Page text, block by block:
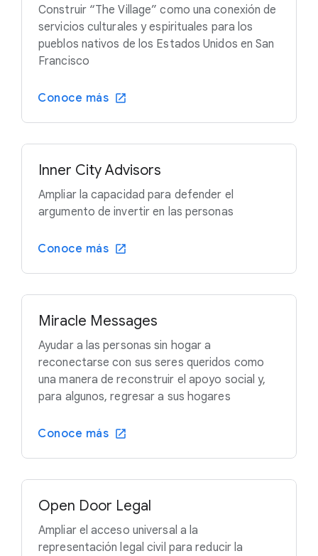
Construir “The Village” como una conexión de
servicios culturales y espirituales para los
pueblos nativos de los Estados Unidos en San
Francisco
Conoce más
Inner City Advisors
Ampliar la capacidad para defender el
argumento de invertir en las personas
Conoce más
Miracle Messages
Ayudar a las personas sin hogar a
reconectarse con sus seres queridos como
una manera de reconstruir el apoyo social y,
para algunos, regresar a sus hogares
Conoce más
Open Door Legal
Ampliar el acceso universal a la
representación legal civil para reducir la